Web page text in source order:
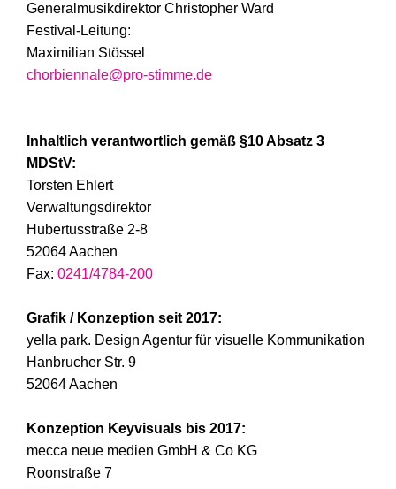
Generalmusikdirektor Christopher Ward
Festival-Leitung:
Maximilian Stössel
chorbiennale@pro-stimme.de
Inhaltlich verantwortlich gemäß §10 Absatz 3
MDStV:
Torsten Ehlert
Verwaltungsdirektor
Hubertusstraße 2-8
52064 Aachen
Fax: 0241/4784-200
Grafik / Konzeption seit 2017:
yella park. Design Agentur für visuelle Kommunikation
Hanbrucher Str. 9
52064 Aachen
Konzeption Keyvisuals bis 2017:
mecca neue medien GmbH & Co KG
Roonstraße 7